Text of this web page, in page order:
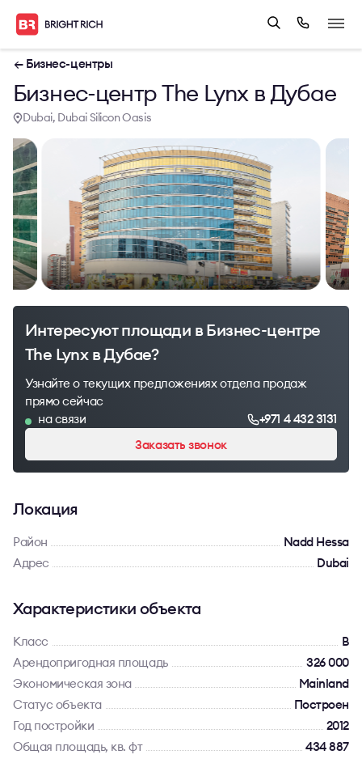
← Бизнес-центры
Бизнес-центр The Lynx в Дубае
Dubai, Dubai Silicon Oasis
Интересуют площади в Бизнес-центре
The Lynx в Дубае?
Узнайте о текущих предложениях отдела продаж
прямо сейчас
на связи
+971 4 432 3131
Заказать звонок
Локация
Район
Nadd Hessa
Адрес
Dubai
Характеристики объекта
Класс
B
Арендопригодная площадь
326 000
Экономическая зона
Mainland
Статус объекта
Построен
Год постройки
2012
Общая площадь, кв. фт
434 887